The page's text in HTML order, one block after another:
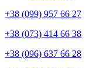
+38 (099) 957 66 27
+38 (073) 414 66 38
+38 (096) 637 66 28